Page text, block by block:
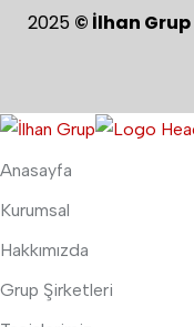
2025 © İlhan Grup
Anasayfa
Kurumsal
Hakkımızda
Grup Şirketleri